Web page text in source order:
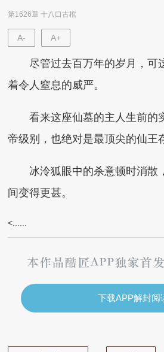
第1626章 十八口古棺
A- A+
尽管过去百万年的岁月，可
着令人窒息的威严。
看来这座仙墓的主人生前的
帝级别，也绝对是最顶尖的仙王
冰泠狐眼中的杀意顿时消散
间变得更甚。
<......
下载APP解封阅